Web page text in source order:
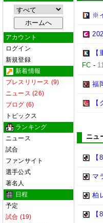
アカウント
ログイン
新規登録
新着情報
プレスリリース (9)
ニュース (26)
ブログ (6)
トピックス
ランキング
ニュース
試合
ファンサイト
選手公式
著名人
日程
予定
試合 (19)
※
FC -
福
ニュ
マ
柏